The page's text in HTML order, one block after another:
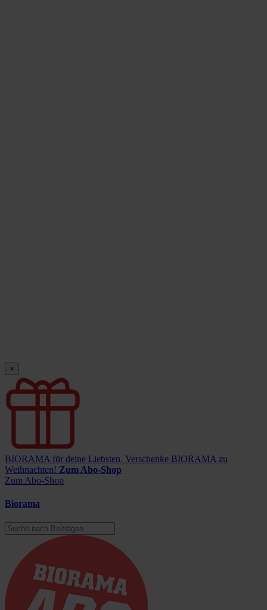
×
BIORAMA für deine Liebsten. Verschenke BIORAMA zu
Weihnachten! Zum Abo-Shop
Zum Abo-Shop
Biorama